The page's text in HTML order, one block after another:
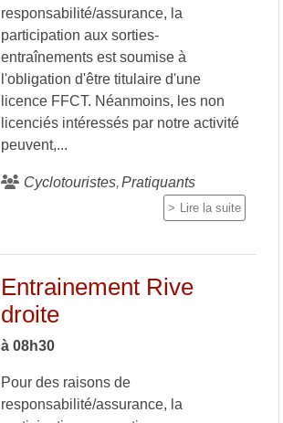
responsabilité/assurance, la
participation aux sorties-
entraînements est soumise à
l'obligation d'être titulaire d'une
licence FFCT. Néanmoins, les non
licenciés intéressés par notre activité
peuvent,...
Cyclotouristes Pratiquants
Lire la suite
Entrainement Rive
droite
à 08h30
Pour des raisons de
responsabilité/assurance, la